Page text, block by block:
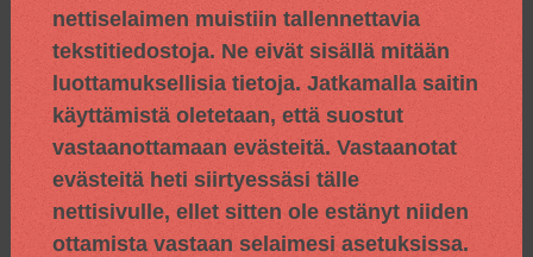
nettiselaimen muistiin tallennettavia
tekstitiedostoja. Ne eivät sisällä mitään
luottamuksellisia tietoja. Jatkamalla saitin
käyttämistä oletetaan, että suostut
vastaanottamaan evästeitä. Vastaanotat
evästeitä heti siirtyessäsi tälle
nettisivulle, ellet sitten ole estänyt niiden
ottamista vastaan selaimesi asetuksissa.